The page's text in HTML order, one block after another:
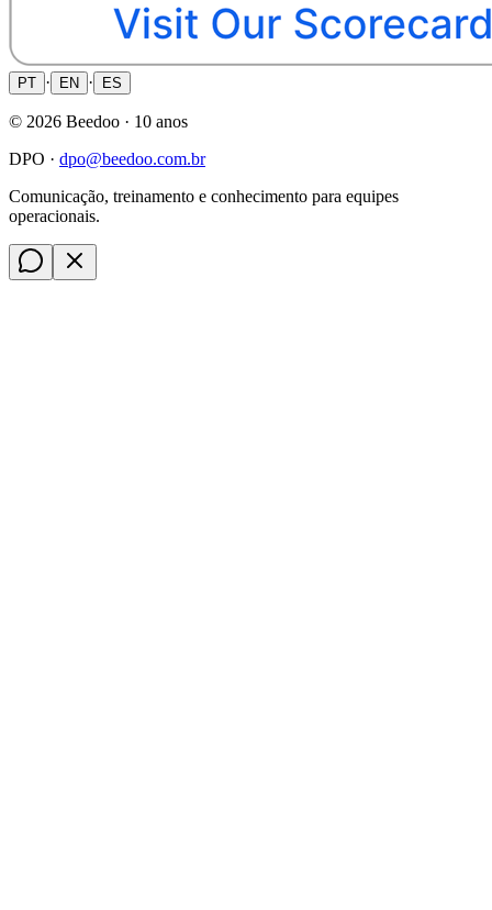
PT · EN · ES
© 2026 Beedoo · 10 anos
DPO · dpo@beedoo.com.br
Comunicação, treinamento e conhecimento para equipes
operacionais.